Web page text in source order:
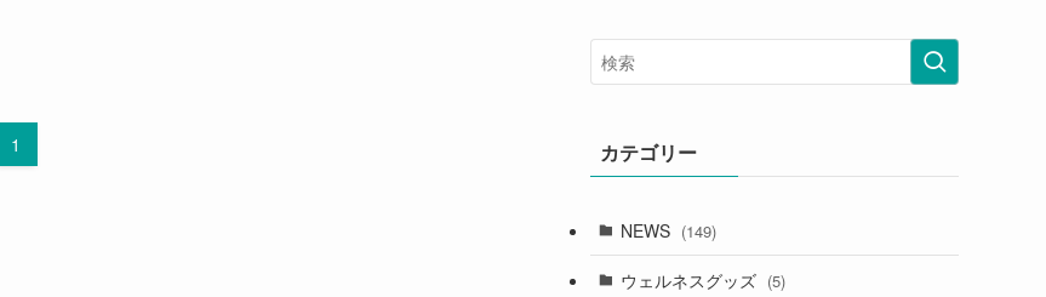
1 カテゴリー
NEWS (149)
ウェルネスグッズ (5)